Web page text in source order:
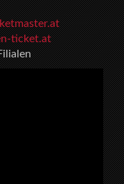
ticket.at